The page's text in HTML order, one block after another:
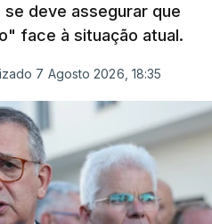
deve assegurar que
face à situação atual.
7 Agosto 2026, 18:35